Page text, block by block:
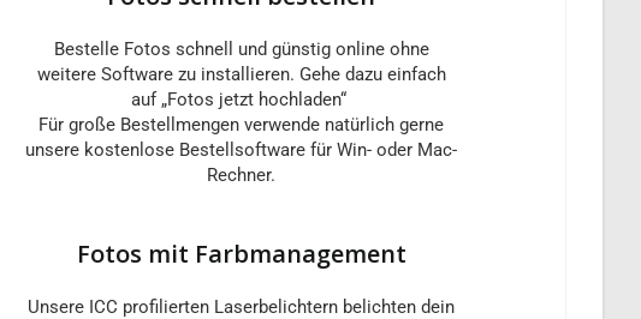
Bestelle Fotos schnell und günstig online ohne
weitere Software zu installieren. Gehe dazu einfach
auf „Fotos jetzt hochladen“
Für große Bestellmengen verwende natürlich gerne
unsere kostenlose Bestellsoftware für Win- oder Mac-
Rechner.
Fotos mit Farbmanagement
Unsere ICC profilierten Laserbelichtern belichten dein